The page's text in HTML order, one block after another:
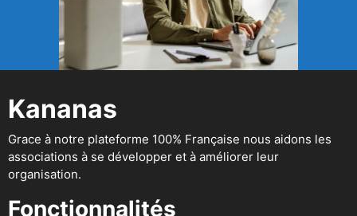
Kananas
Grace à notre plateforme 100% Française nous aidons les
associations à se développer et à améliorer leur
organisation.
Fonctionnalités